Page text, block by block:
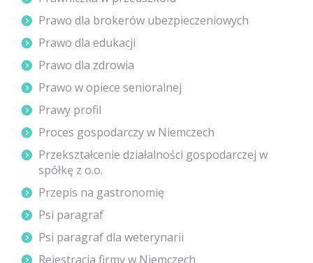
Prawo dla brokerów ubezpieczeniowych
Prawo dla edukacji
Prawo dla zdrowia
Prawo w opiece senioralnej
Prawy profil
Proces gospodarczy w Niemczech
Przekształcenie działalności gospodarczej w
spółkę z o.o.
Przepis na gastronomię
Psi paragraf
Psi paragraf dla weterynarii
Rejestracja firmy w Niemczech